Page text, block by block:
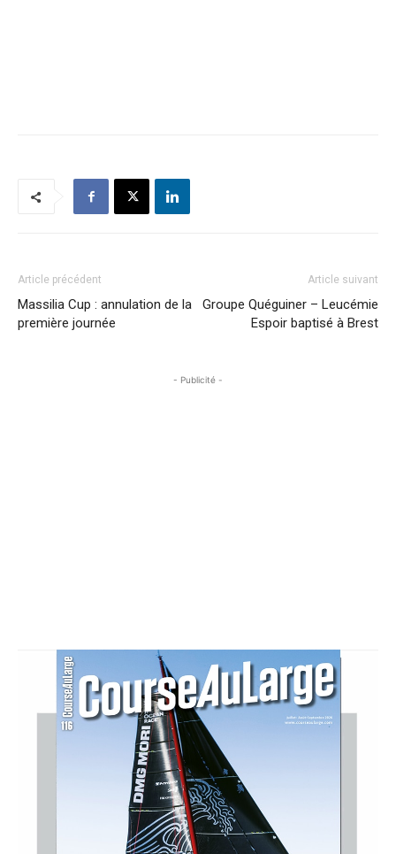
Article précédent
Massilia Cup : annulation de la
première journée
Article suivant
Groupe Quéguiner – Leucémie
Espoir baptisé à Brest
- Publicité -